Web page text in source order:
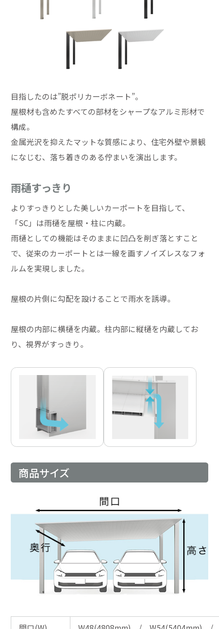
目指したのは”脱ポリカーボネート”。
屋根材も含めたすべての部材をシャープなアルミ形材で
構成。
金属光沢を抑えたマットな質感により、住宅外壁や景観
になじむ、落ち着きのある佇まいを演出します。
雨樋すっきり
よりすっきりとした美しいカーポートを目指して、
「SC」は雨樋を屋根・柱に内蔵。
雨樋としての機能はそのままに凹凸を削ぎ落とすこと
で、従来のカーポートとは一線を画すノイズレスなフォ
ルムを実現しました。
屋根の片側に勾配を設けることで雨水を誘導。
屋根の内部に横樋を内蔵。柱内部に縦樋を内蔵してお
り、視界がすっきり。
商品サイズ